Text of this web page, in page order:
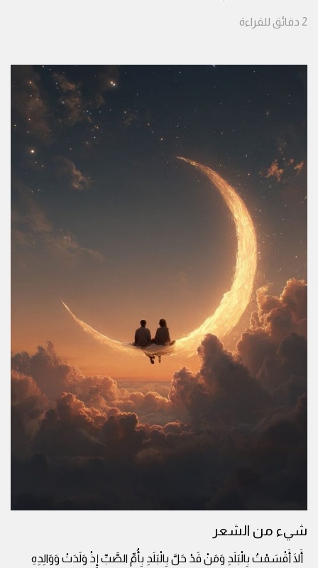
2 دقائق للقراءة
شيء من الشعر
أَلَا أَقْسَمْتُ بِالْبَلَدِ وَمَنْ قَدْ حَلَّ بِالْبَلَدِ بِأُمِّ الصَّبِّ إِذْ وَلَدَتْ وَوَالِدِهِ